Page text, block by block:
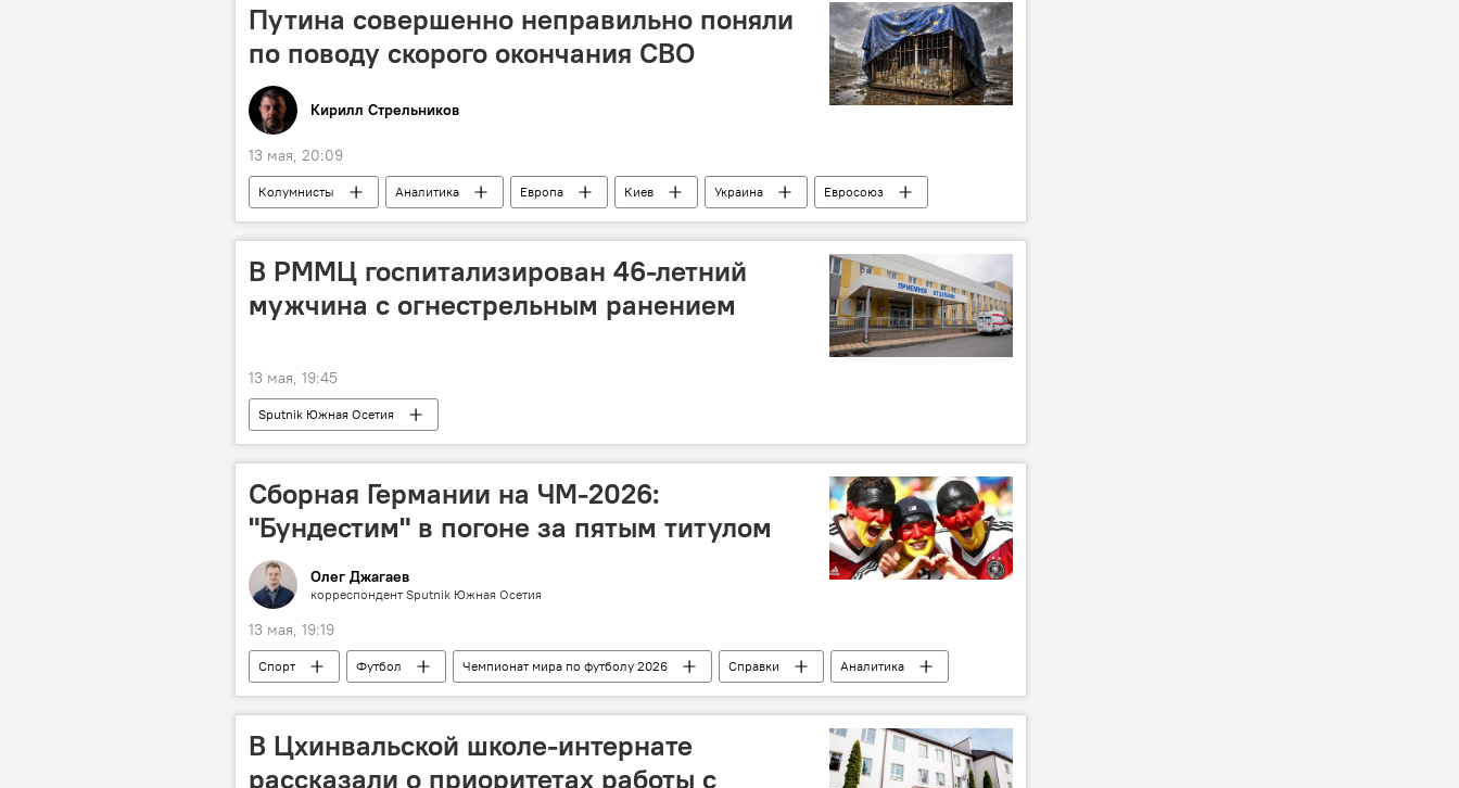
Путина совершенно неправильно поняли
по поводу скорого окончания СВО
Кирилл Стрельников
13 мая, 20:09
Колумнисты Аналитика Европа Киев Украина Евросоюз
В РММЦ госпитализирован 46-летний
мужчина с огнестрельным ранением
13 мая, 19:45
Sputnik Южная Осетия
Сборная Германии на ЧМ-2026:
"Бундестим" в погоне за пятым титулом
Олег Джагаев
корреспондент Sputnik Южная Осетия
13 мая, 19:19
Спорт Футбол Чемпионат мира по футболу 2026 Справки Аналитика
В Цхинвальской школе-интернате
рассказали о приоритетах работы с